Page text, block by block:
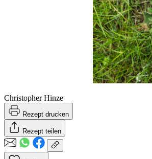
Christopher Hinze
Rezept drucken
Rezept teilen